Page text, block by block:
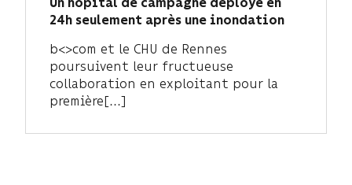
Un hôpital de campagne déployé en
24h seulement après une inondation
b<>com et le CHU de Rennes
poursuivent leur fructueuse
collaboration en exploitant pour la
première[...]